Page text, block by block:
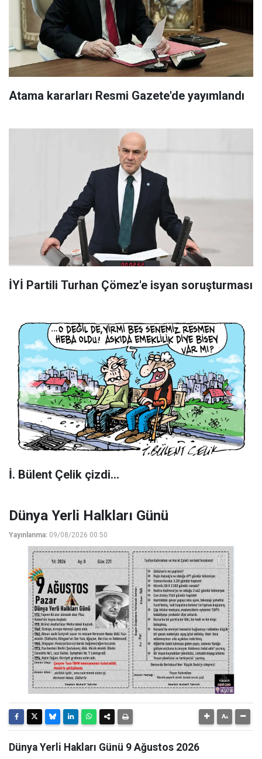
Atama kararları Resmi Gazete'de yayımlandı
İYİ Partili Turhan Çömez'e isyan soruşturması
İ. Bülent Çelik çizdi...
Dünya Yerli Halkları Günü
Yayınlanma: 09/08/2026 00:50
Dünya Yerli Hakları Günü 9 Ağustos 2026